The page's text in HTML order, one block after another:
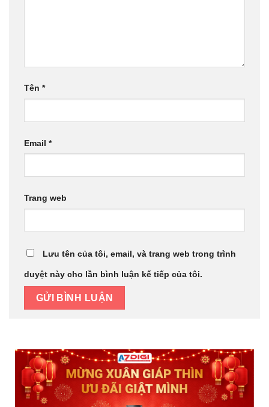
Tên *
Email *
Trang web
Lưu tên của tôi, email, và trang web trong trình
duyệt này cho lần bình luận kế tiếp của tôi.